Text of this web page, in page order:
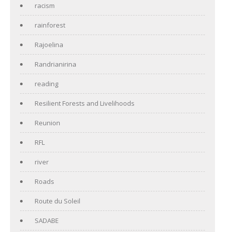
racism
rainforest
Rajoelina
Randrianirina
reading
Resilient Forests and Livelihoods
Reunion
RFL
river
Roads
Route du Soleil
SADABE